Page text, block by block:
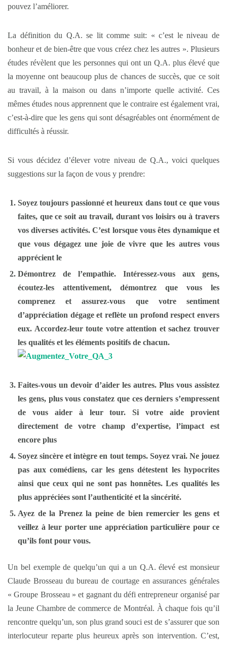
pouvez l’améliorer.
La définition du Q.A. se lit comme suit: « c’est le niveau de
bonheur et de bien-être que vous créez chez les autres ». Plusieurs
études révèlent que les personnes qui ont un Q.A. plus élevé que
la moyenne ont beaucoup plus de chances de succès, que ce soit
au travail, à la maison ou dans n’importe quelle activité. Ces
mêmes études nous apprennent que le contraire est également vrai,
c’est-à-dire que les gens qui sont désagréables ont énormément de
difficultés à réussir.
Si vous décidez d’élever votre niveau de Q.A., voici quelques
suggestions sur la façon de vous y prendre:
Soyez toujours passionné et heureux dans tout ce que vous
faites, que ce soit au travail, durant vos loisirs ou à travers
vos diverses activités. C’est lorsque vous êtes dynamique et
que vous dégagez une joie de vivre que les autres vous
apprécient le
Démontrez de l’empathie. Intéressez-vous aux gens,
écoutez-les attentivement, démontrez que vous les
comprenez et assurez-vous que votre sentiment
d’appréciation dégage et reflète un profond respect envers
eux. Accordez-leur toute votre attention et sachez trouver
les qualités et les éléments positifs de chacun.
Faites-vous un devoir d’aider les autres. Plus vous assistez
les gens, plus vous constatez que ces derniers s’empressent
de vous aider à leur tour. Si votre aide provient
directement de votre champ d’expertise, l’impact est
encore plus
Soyezsincère et intègreen tout temps. Soyez vrai. Ne jouez
pas aux comédiens, car les gens détestent les hypocrites
ainsi que ceux qui ne sont pas honnêtes. Les qualités les
plus appréciées sont l’authenticité et la sincérité.
Ayez de la Prenez la peine de bien remercier les gens et
veillez à leur porter une appréciation particulière pour ce
qu’ils font pour vous.
Un bel exemple de quelqu’un qui a un Q.A. élevé est monsieur
Claude Brosseau du bureau de courtage en assurances générales
« Groupe Brosseau » et gagnant du défi entrepreneur organisé par
la Jeune Chambre de commerce de Montréal. À chaque fois qu’il
rencontre quelqu’un, son plus grand souci est de s’assurer que son
interlocuteur reparte plus heureux après son intervention. C’est,